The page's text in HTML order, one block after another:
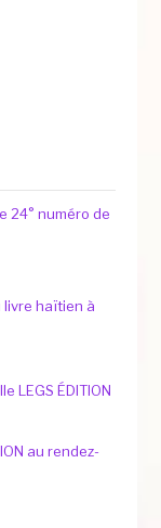
24° numéro de
livre haïtien à
LEGS ÉDITION
au rendez-